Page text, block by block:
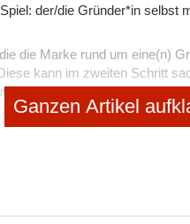
der/die Gründer*in selbst
die Marke rund um eine(n)
kann im zweiten Schritt
werden, die dazugehörigen
Ganzen Artikel